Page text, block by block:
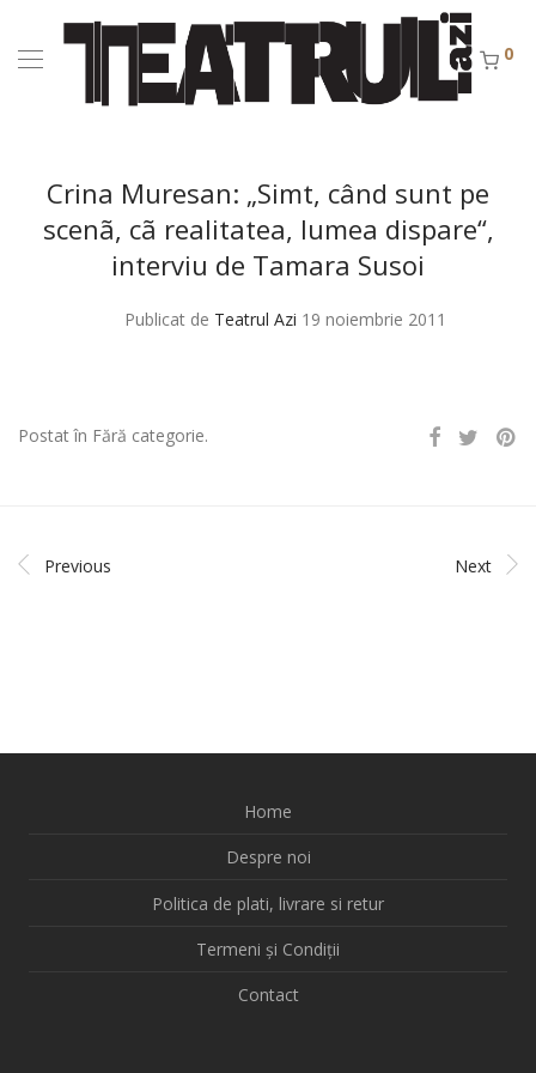
0
Crina Muresan: „Simt, când sunt pe
scenã, cã realitatea, lumea dispare“,
interviu de Tamara Susoi
Publicat de Teatrul Azi 19 noiembrie 2011
Postat în Fără categorie.
Previous Next
Home
Despre noi
Politica de plati, livrare si retur
Termeni și Condiții
Contact